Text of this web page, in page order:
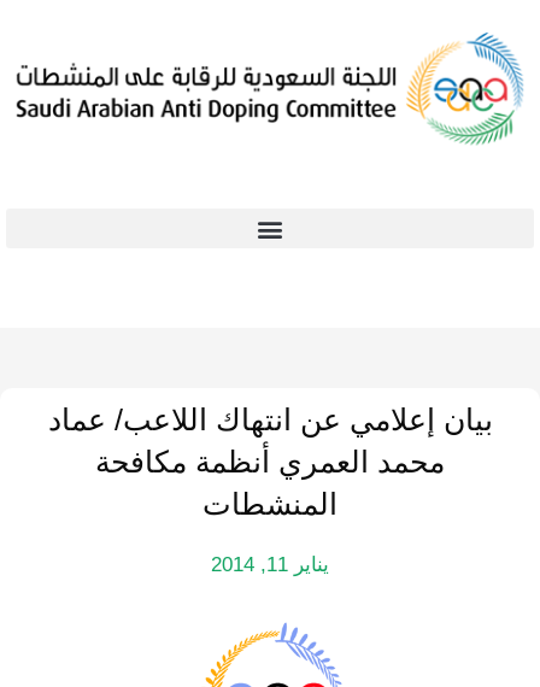
بيان إعلامي عن انتهاك اللاعب/ عماد
محمد العمري أنظمة مكافحة
المنشطات
يناير 11, 2014